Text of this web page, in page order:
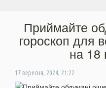
Приймайте
гороскоп для
на 18
17 вересня, 2024, 21:22